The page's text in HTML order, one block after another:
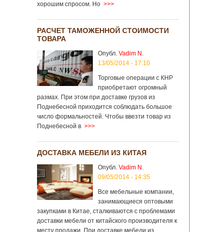
хорошим спросом. Но >>>
РАСЧЕТ ТАМОЖЕННОЙ СТОИМОСТИ
ТОВАРА
Опубл. Vadim N.
13/05/2014 - 17:10
Торговые операции с КНР
приобретают огромный
размах. При этом при доставке грузов из
Поднебесной приходится соблюдать большое
число формальностей. Чтобы ввезти товар из
Поднебесной в >>>
ДОСТАВКА МЕБЕЛИ ИЗ КИТАЯ
Опубл. Vadim N.
09/05/2014 - 14:35
Все мебельные компании,
занимающиеся оптовыми
закупками в Китае, сталкиваются с проблемами
доставки мебели от китайского производителя к
месту продажи. При доставке мебели из